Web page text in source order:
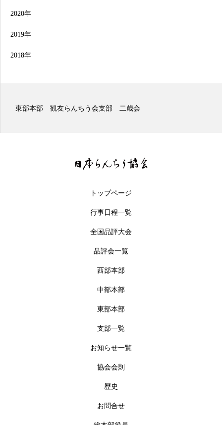
2020年
2019年
2018年
和八年 第…
トップページ
行事日程一覧
全国品評大会
品評会一覧
西部本部
中部本部
東部本部
支部一覧
お知らせ一覧
協会会則
歴史
お問合せ